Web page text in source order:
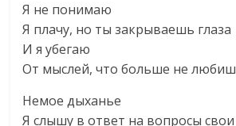
Я не понимаю
Я плачу, но ты закрываешь глаза
И я убегаю
От мыслей, что больше не
Немое дыханье
Я слышу в ответ на вопросы свои